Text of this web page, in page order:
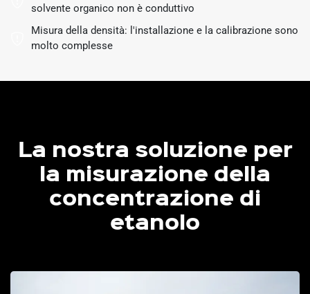
solvente organico non è conduttivo
Misura della densità: l'installazione e la calibrazione sono
molto complesse
La nostra soluzione per
la misurazione della
concentrazione di
etanolo